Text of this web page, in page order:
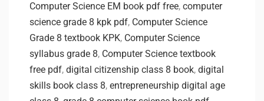
Computer Science EM book pdf free, computer
science grade 8 kpk pdf, Computer Science
Grade 8 textbook KPK, Computer Science
syllabus grade 8, Computer Science textbook
free pdf, digital citizenship class 8 book, digital
skills book class 8, entrepreneurship digital age